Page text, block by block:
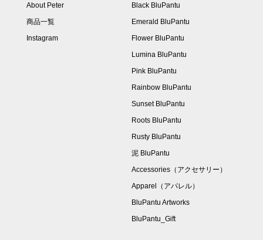
About Peter
商品一覧
Instagram
Black BluPantu
Emerald BluPantu
Flower BluPantu
Lumina BluPantu
Pink BluPantu
Rainbow BluPantu
Sunset BluPantu
Roots BluPantu
Rusty BluPantu
泥 BluPantu
Accessories（アクセサリー）
Apparel（アパレル）
BluPantu Artworks
BluPantu_Gift